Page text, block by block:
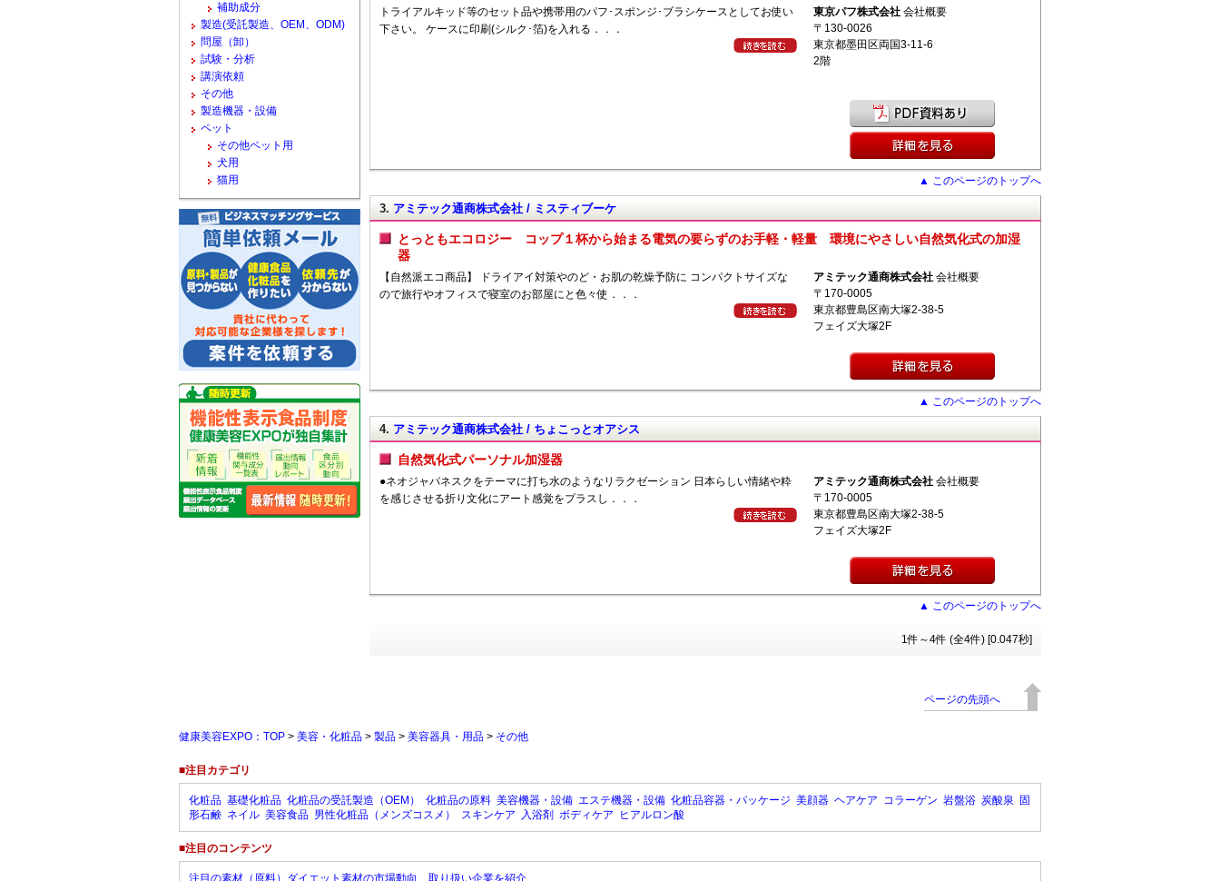
トライアルキッド等のセット品や携帯用のパフ･スポンジ･ブラシケースとしてお使い
下さい。 ケースに印刷(シルク･箔)を入れる．．．
東京パフ株式会社 会社概要
〒130-0026
東京都墨田区両国3-11-6
2階
▲ このページのトップへ
3. アミテック通商株式会社 / ミスティブーケ
とっともエコロジー コップ１杯から始まる電気の要らずのお手軽・軽量 環境にやさしい自然気化式の加湿
器
【自然派エコ商品】 ドライアイ対策やのど・お肌の乾燥予防に コンパクトサイズな
ので旅行やオフィスで寝室のお部屋にと色々使．．．
アミテック通商株式会社 会社概要
〒170-0005
東京都豊島区南大塚2-38-5
フェイズ大塚2F
▲ このページのトップへ
4. アミテック通商株式会社 / ちょこっとオアシス
自然気化式パーソナル加湿器
●ネオジャパネスクをテーマに打ち水のようなリラクゼーション 日本らしい情緒や粋
を感じさせる折り文化にアート感覚をプラスし．．．
アミテック通商株式会社 会社概要
〒170-0005
東京都豊島区南大塚2-38-5
フェイズ大塚2F
▲ このページのトップへ
1件～4件 (全4件) [0.047秒]
ページの先頭へ
補助成分
製造(受託製造、OEM、ODM)
問屋（卸）
試験・分析
講演依頼
その他
製造機器・設備
ペット
その他ペット用
犬用
猫用
健康美容EXPO：TOP > 美容・化粧品 > 製品 > 美容器具・用品 > その他
■注目カテゴリ
化粧品 基礎化粧品 化粧品の受託製造（OEM） 化粧品の原料 美容機器・設備 エステ機器・設備 化粧品容器・パッケージ 美顔器 ヘアケア コラーゲン 岩盤浴 炭酸泉
固
形石鹸 ネイル 美容食品 男性化粧品（メンズコスメ） スキンケア 入浴剤 ボディケア ヒアルロン酸
■注目のコンテンツ
注目の素材（原料）ダイエット素材の市場動向、取り扱い企業を紹介